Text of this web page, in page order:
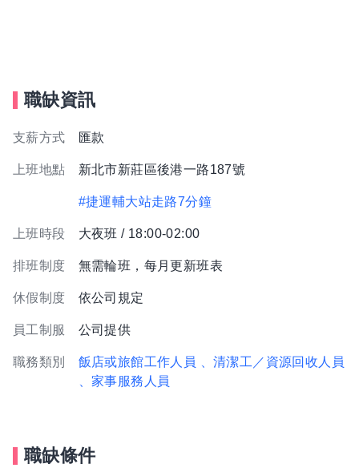
職缺資訊
支薪方式 匯款
上班地點 新北市新莊區後港一路187號
#捷運輔大站走路7分鐘
上班時段 大夜班 / 18:00-02:00
排班制度 無需輪班，每月更新班表
休假制度 依公司規定
員工制服 公司提供
職務類別 飯店或旅館工作人員
、清潔工／資源回收人員
、家事服務人員
職缺條件